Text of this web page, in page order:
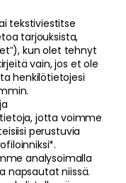
tekstiviestitse
tarjouksista,
kun olet tehnyt
vain, jos et ole
henkilötietojesi
jotta voimme
perustuvia
analysoimalla
napsautat niissä.